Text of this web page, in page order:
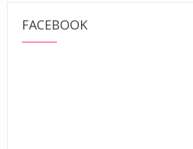
FACEBOOK